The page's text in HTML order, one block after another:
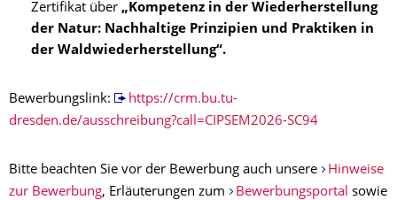
Zertifikat über „Kompetenz in der Wiederherstellung
der Natur: Nachhaltige Prinzipien und Praktiken in
der Waldwiederherstellung“.
Bewerbungslink:
https://crm.bu.tu-
dresden.de/ausschreibung?call=CIPSEM2026-SC94
Bitte beachten Sie vor der Bewerbung auch unsere
Hinweise
zur Bewerbung, Erläuterungen zum Bewerbungsportal sowie